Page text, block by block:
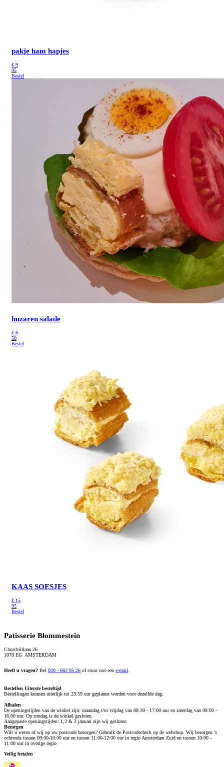
pakje ham hapjes
€ 9
95
Bestel
huzaren salade
€ 6
50
Bestel
KAAS SOESJES
€ 15
95
Bestel
Patisserie Blommestein
Churchilllaan 26
1078 EG AMSTERDAM
Heeft u vragen? Bel 020 - 662 95 26 of stuur ons een e-mail
Bestellen Uiterste besteltijd
Bestellingen kunnen uiterlijk tot 23:59 uur geplaatst worden voor dezelfde dag.
Afhalen
De openingstijden van de winkel zijn: maandag t/m vrijdag van 08:30 - 17:00 uur en zaterdag van 08:00 -
16:00 uur. Op zondag is de winkel gesloten.
Aangepaste openingstijden: 1,2 & 3 januari zijn wij gesloten
Bezorgen
Wilt u weten of wij op uw postcode bezorgen? Gebruik de Postcodecheck op de webshop. Wij bezorgen 's
ochtends tussen 09:00-10:00 uur en tussen 11:00-12:00 uur in regio Amsterdam Zuid en tussen 10:00 -
11:00 uur in overige regio
Veilig betalen